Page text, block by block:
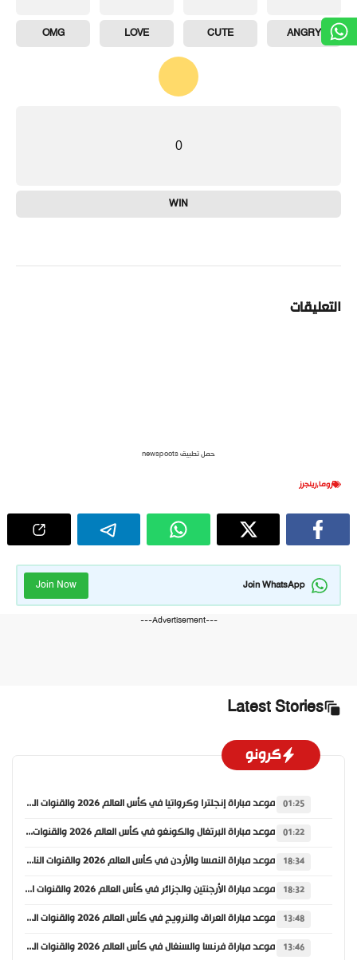
ANGRY
CUTE
LOVE
OMG
0
WIN
التعليقات
حمل تطبيق newspoots
روما,رينجرز
Join WhatsApp
Join Now
---Advertisement---
Latest Stories
كرونو
01:25 موعد مباراة إنجلترا وكرواتيا في كأس العالم 2026 والقنوات الناقلة
01:22 موعد مباراة البرتغال والكونغو في كأس العالم 2026 والقنوات الناقلة
18:34 موعد مباراة النمسا والأردن في كأس العالم 2026 والقنوات الناقلة
18:32 موعد مباراة الأرجنتين والجزائر في كأس العالم 2026 والقنوات الناقلة
13:48 موعد مباراة العراق والنرويج في كأس العالم 2026 والقنوات الناقلة
13:46 موعد مباراة فرنسا والسنغال في كأس العالم 2026 والقنوات الناقلة